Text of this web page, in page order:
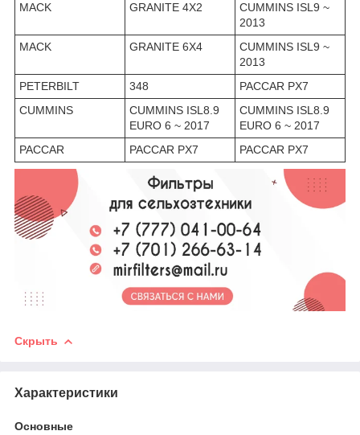
MACK
GRANITE 4X2
CUMMINS ISL9 ~
2013
MACK
GRANITE 6X4
CUMMINS ISL9 ~
2013
PETERBILT
348
PACCAR PX7
CUMMINS
CUMMINS ISL8.9
EURO 6 ~ 2017
CUMMINS ISL8.9
EURO 6 ~ 2017
PACCAR
PACCAR PX7 PACCAR PX7
Скрыть
Характеристики
Основные